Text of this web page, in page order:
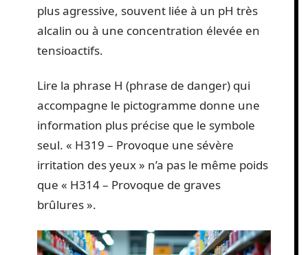
plus agressive, souvent liée à un pH très
alcalin ou à une concentration élevée en
tensioactifs.
Lire la phrase H (phrase de danger) qui
accompagne le pictogramme donne une
information plus précise que le symbole
seul. « H319 – Provoque une sévère
irritation des yeux » n’a pas le même poids
que « H314 – Provoque de graves
brûlures ».